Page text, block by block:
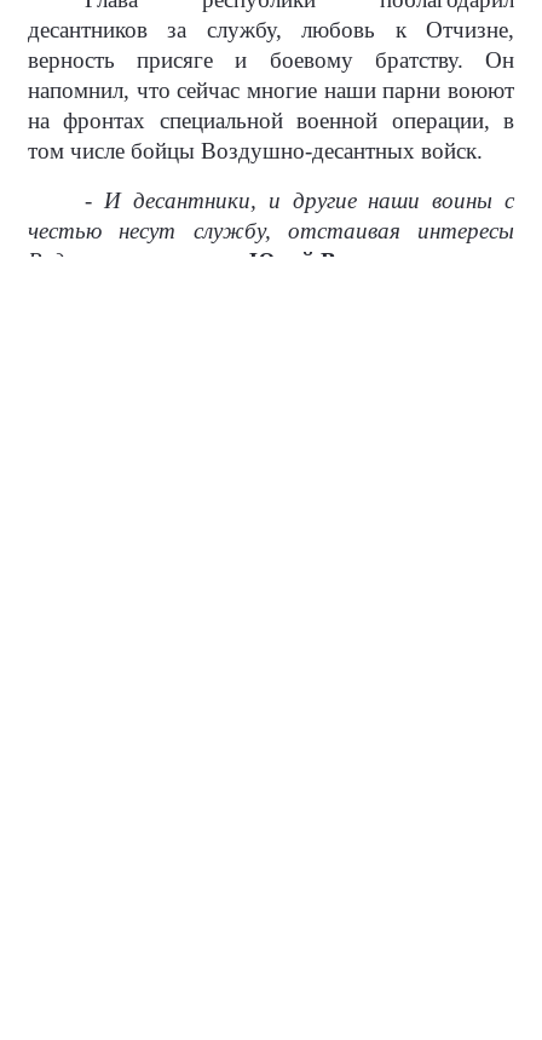
десантников за службу, любовь к Отчизне,
верность присяге и боевому братству. Он
напомнил, что сейчас многие наши парни воюют
на фронтах специальной военной операции, в
том числе бойцы Воздушно-десантных войск.
- И десантники, и другие наши воины с
честью несут службу, отстаивая интересы
Родины,
Юрий Викторович.